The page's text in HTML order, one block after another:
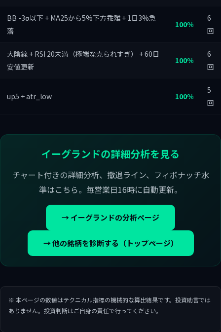
BB -3σ以下 + MA25から5%下方乖離 + 1日3%急
落
100%
6
回
大陰線 + RSI 20未満（極端な売られすぎ） + 60日
安値更新
100%
6
回
up5 + atr_low 100%
5
回
イーグランドの詳細分析を見る
チャート付きの詳細分析、撤退ライン、フィボナッチ水
準はこちら。毎営業日16時に自動更新。
→ イーグランドの分析ページ
→ 他の銘柄を診断する（トップページ）
※ 本ページの数値はテクニカル指標の機械的な算出結果です。投資助言では
ありません。投資判断はご自身の責任で行ってください。